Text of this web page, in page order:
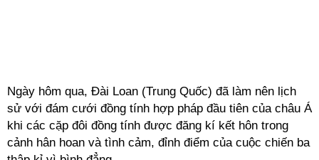
Ngày hôm qua, Đài Loan (Trung Quốc) đã làm nên lịch
sử với đám cưới đồng tính hợp pháp đầu tiên của châu Á
khi các cặp đôi đồng tính được đăng kí kết hôn trong
cảnh hân hoan và tình cảm, đỉnh điểm của cuộc chiến ba